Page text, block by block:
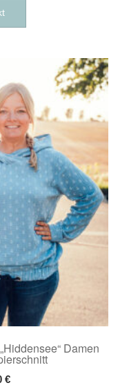
weist
Varianten
Die
Optionen
können
auf
der
Produktseite
gewählt
werden
Damen
€